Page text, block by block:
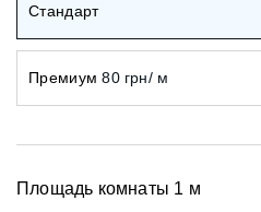
Стандарт
Премиум 80 грн/ м
Площадь комнаты 1 м